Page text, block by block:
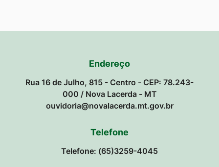
Endereço
Rua 16 de Julho, 815 - Centro - CEP: 78.243-
000 / Nova Lacerda - MT
ouvidoria@novalacerda.mt.gov.br
Telefone
Telefone: (65)3259-4045